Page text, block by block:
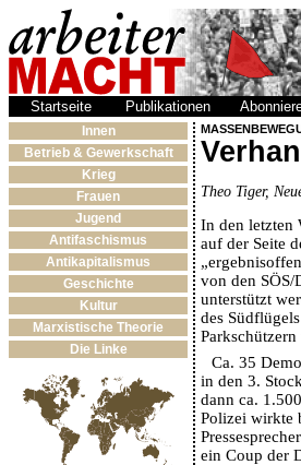
Startseite Publikationen
Innen
Betrieb & Gewerkschaft
Krieg
Frauen
Jugend
Antifaschismus
Antikapitalismus
Geschichte
Kultur
Marxistische Theorie
Die Linke
Theo Tiger,
In den letzten
auf der Seite
von den SÖS/
unterstützt
des
Parkschützern
Ca. 35
in den 3.
dann ca.
Polizei wirkte
ein Coup der